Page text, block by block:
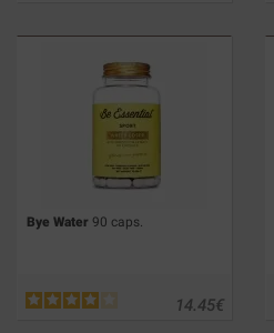
Bye Water 90 caps.
€
14.45